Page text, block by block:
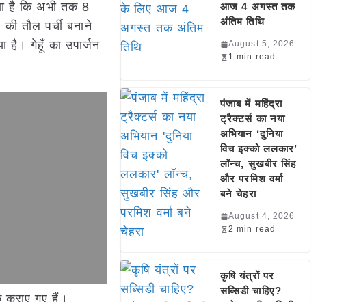
है कि अभी तक 8
तौल पर्ची बनाने
है। गेहूँ का उपार्जन
कराए गए हैं।
आज 4 अगस्त तक
अंतिम तिथि
August 5, 2026
1 min read
पंजाब में महिंद्रा
ट्रैक्टर्स का नया
अभियान ‘दुनिया
विच इक्को ललकार’
लॉन्च, सुखबीर सिंह
और परमिश वर्मा
बने चेहरा
August 4, 2026
2 min read
कृषि यंत्रों पर
सब्सिडी चाहिए?